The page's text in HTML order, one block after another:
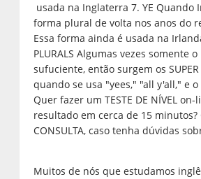
usada na Inglaterra 7. YE Quando
forma plural de volta nos anos do
Essa forma ainda é usada na
PLURALS Algumas vezes somente
sufuciente, então surgem os SUPER
quando se usa "yees," "all y'all," e
Quer fazer um TESTE DE NÍVEL
resultado em cerca de 15 minutos?
CONSULTA, caso tenha dúvidas
Muitos de nós que estudamos